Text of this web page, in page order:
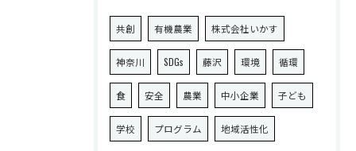
共創 有機農業 株式会社いかす
神奈川 SDGs 藤沢 環境 循環
食 安全 農業 中小企業 子ども
学校 プログラム 地域活性化